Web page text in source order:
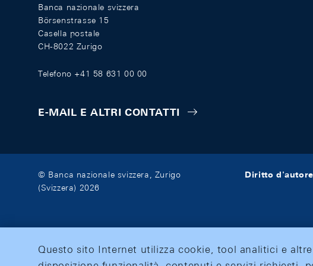
Banca nazionale svizzera
Börsenstrasse 15
Casella postale
CH-8022 Zurigo
Telefono +41 58 631 00 00
E-MAIL E ALTRI CONTATTI
© Banca nazionale svizzera, Zurigo
(Svizzera) 2026
Diritto d'autore
Questo sito Internet utilizza cookie, tool analitici e